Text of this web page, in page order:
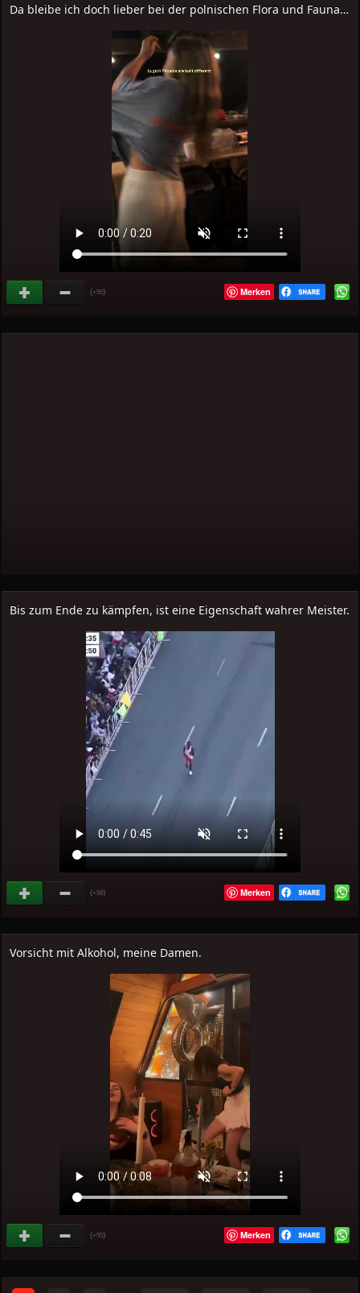
Da bleibe ich doch lieber bei der polnischen Flora und Fauna…
(+55) Merken
Bis zum Ende zu kämpfen, ist eine Eigenschaft wahrer Meister.
(+58) Merken
Vorsicht mit Alkohol, meine Damen.
(+55) Merken